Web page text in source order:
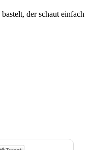
der schaut einfach